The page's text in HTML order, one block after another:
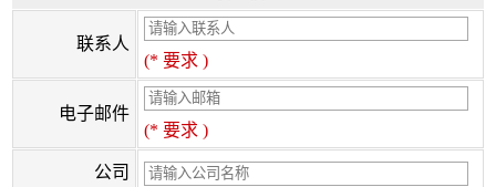
联系人
(* 要求 )
电子邮件
(* 要求 )
公司